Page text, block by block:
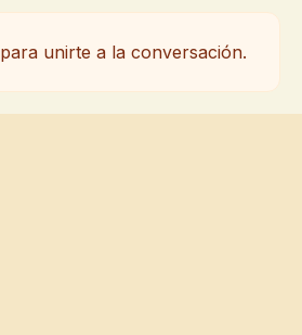
para unirte a la conversación.